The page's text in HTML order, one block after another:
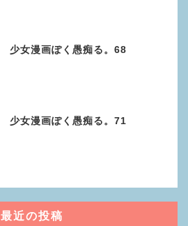
少女漫画ぽく愚痴る。68
少女漫画ぽく愚痴る。71
最近の投稿